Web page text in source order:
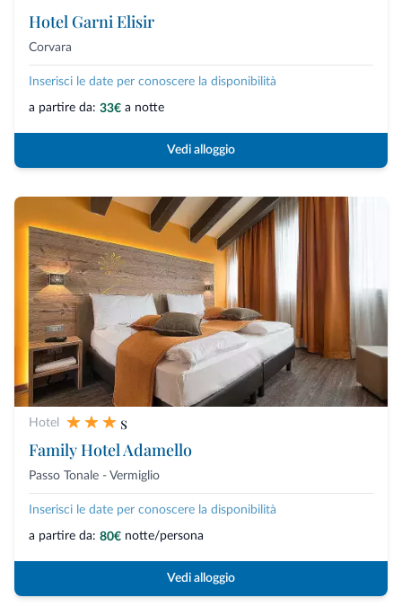
Hotel Garni Elisir
Corvara
Inserisci le date per conoscere la disponibilità
a partire da: 33€ a notte
Vedi alloggio
Hotel
s
Family Hotel Adamello
Passo Tonale - Vermiglio
Inserisci le date per conoscere la disponibilità
a partire da: 80€ notte/persona
Vedi alloggio